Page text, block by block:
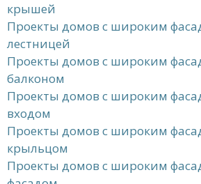
крышей
Проекты домов с широким
лестницей
Проекты домов с широким
балконом
Проекты домов с широким
входом
Проекты домов с широким
крыльцом
Проекты домов с широким